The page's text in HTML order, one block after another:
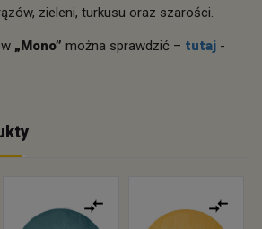
zieleni, turkusu oraz szarości.
„Mono” można sprawdzić – tutaj -